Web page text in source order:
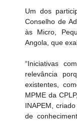
Um dos
Conselho de
às Micro,
Angola, que
“Iniciativas
relevância
existentes,
MPME da
INAPEM,
de